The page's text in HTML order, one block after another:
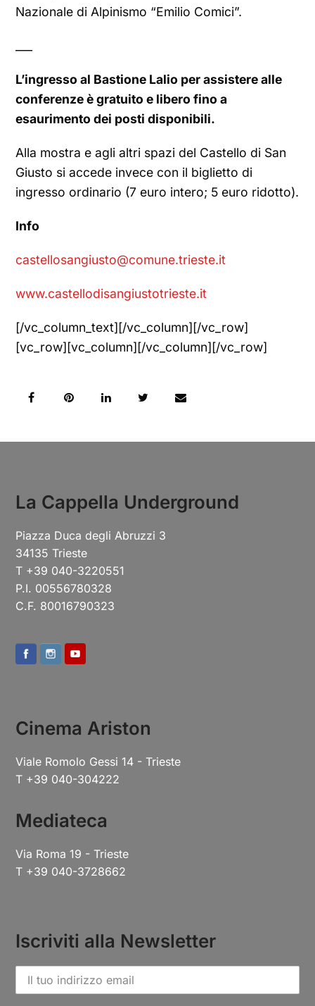
Nazionale di Alpinismo “Emilio Comici”.
L’ingresso al Bastione Lalio per assistere alle
conferenze è gratuito e libero fino a
esaurimento dei posti disponibili.
Alla mostra e agli altri spazi del Castello di San
Giusto si accede invece con il biglietto di
ingresso ordinario (7 euro intero; 5 euro ridotto).
Info
castellosangiusto@comune.trieste.it
www.castellodisangiustotrieste.it
[/vc_column_text][/vc_column][/vc_row]
[vc_row][vc_column][/vc_column][/vc_row]
La Cappella Underground
Piazza Duca degli Abruzzi 3
34135 Trieste
T +39 040-3220551
P.I. 00556780328
C.F. 80016790323
Cinema Ariston
Viale Romolo Gessi 14 - Trieste
T +39 040-304222
Mediateca
Via Roma 19 - Trieste
T +39 040-3728662
Iscriviti alla Newsletter